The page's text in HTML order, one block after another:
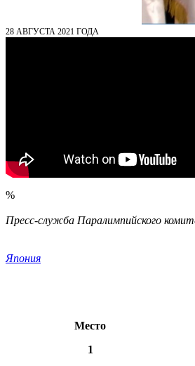
28 АВГУСТА 2021 ГОДА
%
Пресс-служба Паралимпийского
Япония
Место
1